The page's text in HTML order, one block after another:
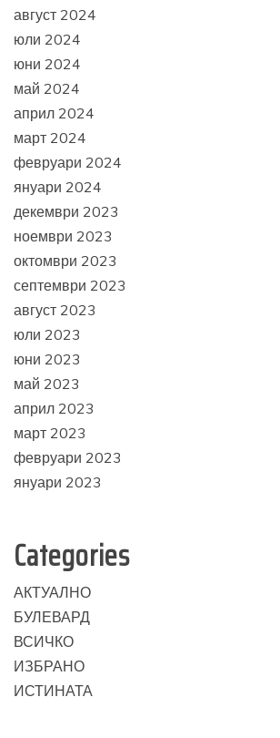
август 2024
юли 2024
юни 2024
май 2024
април 2024
март 2024
февруари 2024
януари 2024
декември 2023
ноември 2023
октомври 2023
септември 2023
август 2023
юли 2023
юни 2023
май 2023
април 2023
март 2023
февруари 2023
януари 2023
Categories
АКТУАЛНО
БУЛЕВАРД
ВСИЧКО
ИЗБРАНО
ИСТИНАТА